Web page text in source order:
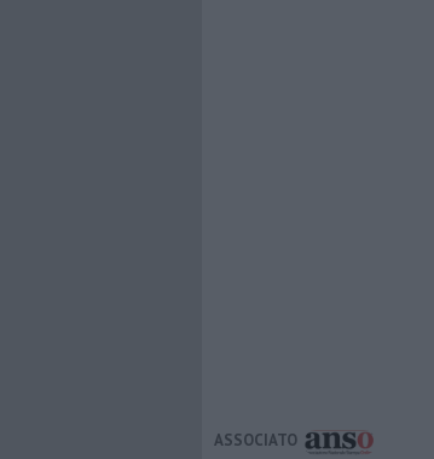
ASSOCIATO